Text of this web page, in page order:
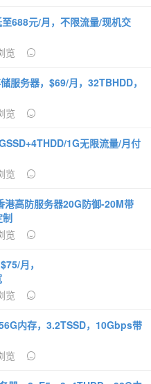
688元/月，不限流量/现机交
览
服务器，$69/月，32TBHDD，
览
1G无限流量/月付
览
高防服务器20G防御-20M带
制
览
月，
览
内存，3.2TSSD，10Gbps带
览